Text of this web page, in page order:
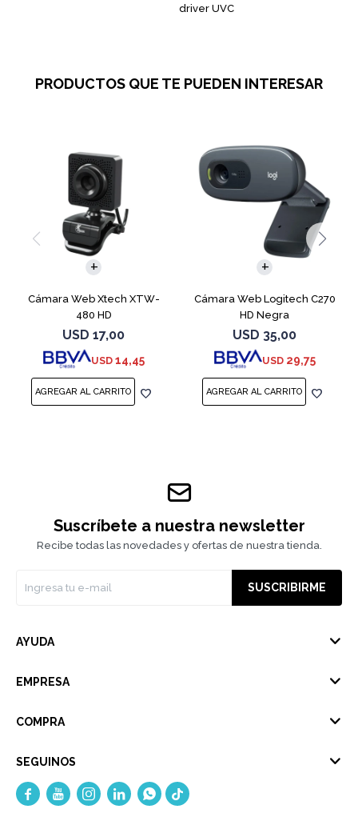
driver UVC
PRODUCTOS QUE TE PUEDEN INTERESAR
Cámara Web Xtech XTW-
480 HD
USD 17,00
USD 14,45
Cámara Web Logitech C270
HD Negra
USD 35,00
USD 29,75
Suscríbete a nuestra newsletter
Recibe todas las novedades y ofertas de nuestra tienda.
SUSCRIBIRME
AYUDA
EMPRESA
COMPRA
SEGUINOS
    